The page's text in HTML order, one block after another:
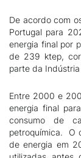
De acordo com
Portugal para
energia final por
de 239 ktep,
parte da
Entre 2000 e
energia final
consumo de
petroquímica. O
de energia em